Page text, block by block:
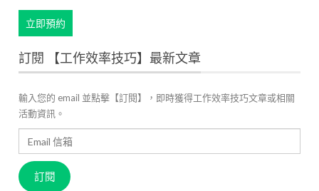
立即預約
訂閱 【工作效率技巧】最新文章
輸入您的 email 並點擊【訂閱】，即時獲得工作效率技巧文章或相關
活動資訊。
信
箱
訂閱